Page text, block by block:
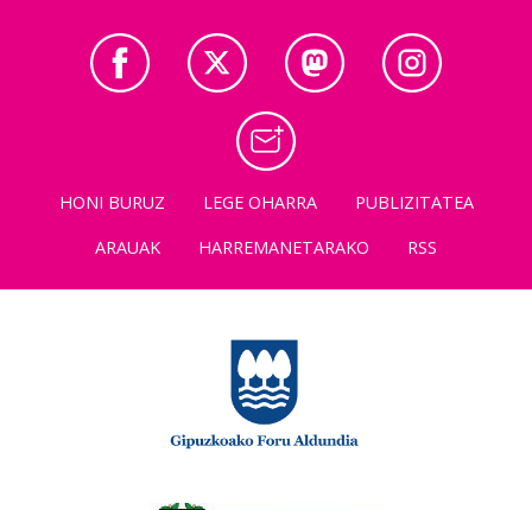
HONI BURUZ LEGE OHARRA
PUBLIZITATEA
ARAUAK
HARREMANETARAKO RSS